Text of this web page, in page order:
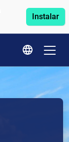
Instalar